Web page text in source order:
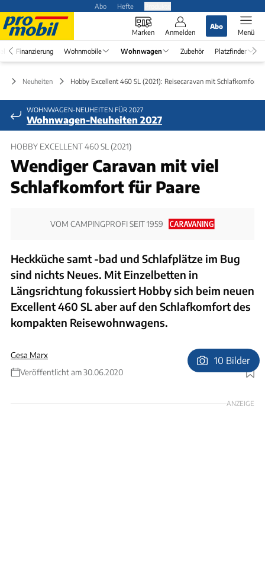
Abo Hefte
Marken Anmelden
Abo
Menü
Finanzierung Wohnmobile Wohnwagen Zubehör Platzfinder
Neuheiten Hobby Excellent 460 SL (2021): Reisecaravan mit Schlafkomfort
WOHNWAGEN-NEUHEITEN FÜR 2027
Wohnwagen-Neuheiten 2027
HOBBY EXCELLENT 460 SL (2021)
Wendiger Caravan mit viel
Schlafkomfort für Paare
VOM CAMPINGPROFI SEIT 1959
Heckküche samt -bad und Schlafplätze im Bug
sind nichts Neues. Mit Einzelbetten in
Längsrichtung fokussiert Hobby sich beim neuen
Excellent 460 SL aber auf den Schlafkomfort des
kompakten Reisewohnwagens.
Gesa Marx
Veröffentlicht am 30.06.2020
Foto: Hobby
10 Bilder
ANZEIGE